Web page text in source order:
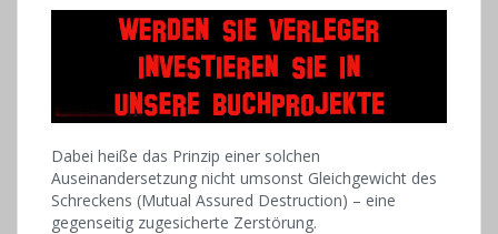
Dabei heiße das Prinzip einer solchen
Auseinandersetzung nicht umsonst Gleichgewicht des
Schreckens (Mutual Assured Destruction) – eine
gegenseitig zugesicherte Zerstörung.